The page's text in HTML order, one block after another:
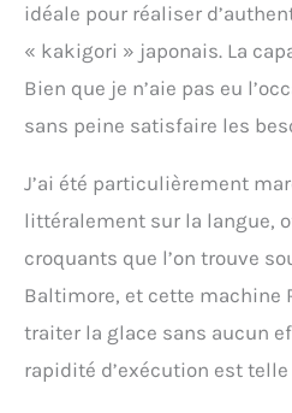
idéale pour réaliser
« kakigori » japonais. La
Bien que je n’aie pas eu
sans peine satisfaire les
J’ai été particulièrement
littéralement sur la langue,
croquants que l’on trouve
Baltimore, et cette machine
traiter la glace sans aucun
rapidité d’exécution est